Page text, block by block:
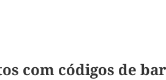
com códigos de